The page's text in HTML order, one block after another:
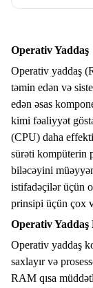
Operativ Yaddaş
Operativ yaddaş
təmin edən və
edən əsas
kimi fəaliyyət
(CPU) daha
sürəti kompüterin
biləcəyini
istifadəçilər üçün
prinsipi üçün çox
Operativ Yaddaş
Operativ yaddaş
saxlayır və
RAM qısa